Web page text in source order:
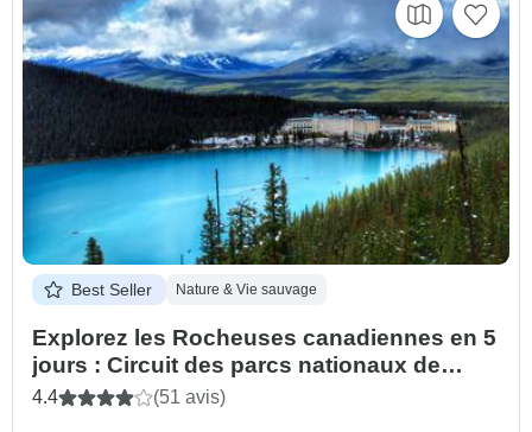
Best Seller Nature & Vie sauvage
Explorez les Rocheuses canadiennes en 5
jours : Circuit des parcs nationaux de
Banff, Jasper et Yoho
4.4 (51 avis)